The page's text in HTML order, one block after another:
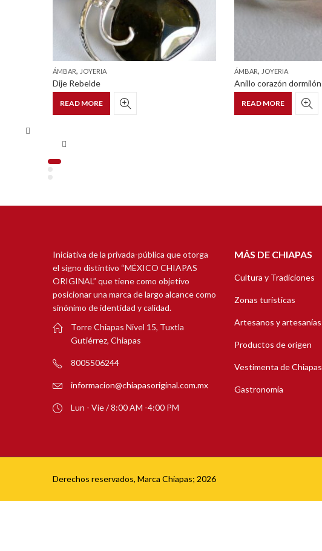
ÁMBAR, JOYERIA
Dije Rebelde
READ MORE
ÁMBAR, JOYERIA
Anillo corazón dormilón
READ MORE
Iniciativa de la privada-pública que otorga
el signo distintivo “MÉXICO CHIAPAS
ORIGINAL” que tiene como objetivo
posicionar una marca de largo alcance como
sinónimo de identidad y calidad.
Torre Chiapas Nivel 15, Tuxtla
Gutiérrez, Chiapas
8005506244
informacion@chiapasoriginal.com.mx
Lun - Vie / 8:00 AM -4:00 PM
MÁS DE CHIAPAS
Cultura y Tradiciones
Zonas turísticas
Artesanos y artesanías
Productos de origen
Vestimenta de Chiapas
Gastronomía
Derechos reservados, Marca Chiapas; 2026